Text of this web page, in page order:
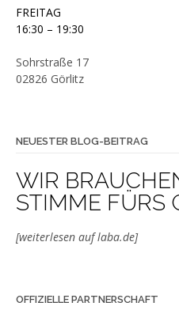
FREITAG
16:30 – 19:30
Sohrstraße 17
02826 Görlitz
NEUESTER BLOG-BEITRAG
WIR
STIMME FÜRS
[weiterlesen auf laba.de]
OFFIZIELLE PARTNERSCHAFT